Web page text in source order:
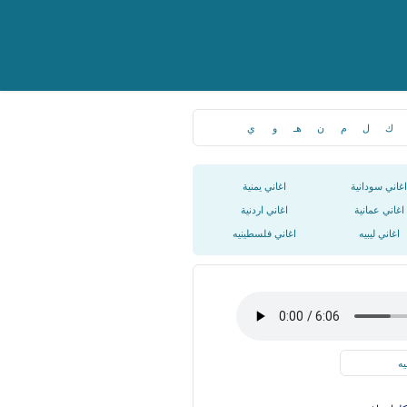
ك ل م ن هـ و ي
اغاني سودانية اغاني يمنية
اغاني عمانية اغاني اردنية
اغاني ليبيه اغاني فلسطينيه